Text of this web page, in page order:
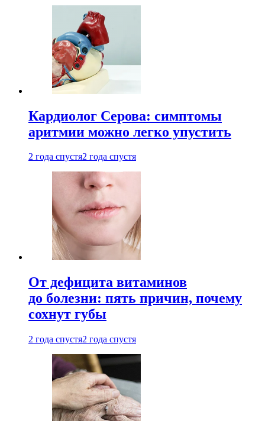
Кардиолог Серова: симптомы
аритмии можно легко упустить
2 года спустя2 года спустя
От дефицита витаминов
до болезни: пять причин, почему
сохнут губы
2 года спустя2 года спустя